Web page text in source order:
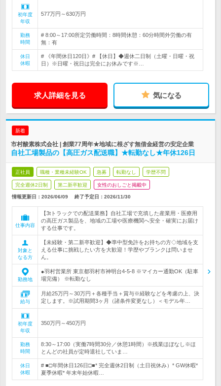
初年度
年収
577万円～630万円
勤務
時間
# 8:00～17:00所定労働時間：8時間休憩：60分時間外労働の有
無：有
休日
休暇
# 《年間休日120日》# 【休日】◆週休二日制（土曜・日曜・祝
日）※日曜・祝日は完全にお休みです※…
求人詳細を見る 気になる
新着
市村酸素株式会社 | 創業77周年★地域に根ざす無借金経営の安定企業
自社工場製品の【高圧ガス配送職】★転勤なし★年休126日
正社員 職種・業種未経験OK 急募 転勤なし 学歴不問
完全週休2日制 第二新卒歓迎 女性のおしごと掲載中
情報更新日：2026/06/09 終了予定日： 2026/11/30
仕事内容
【3tトラックでの配送業務】自社工場で充填した産業用・医療用
の高圧ガス製品を、地域の工場や医療機関へ安全・確実にお届け
する仕事です。
対象と
なる方
【未経験・第二新卒歓迎】◆準中型免許をお持ちの方◇地域を支
える仕事に挑戦したい方を大歓迎！学歴やブランクは問いませ
ん。
勤務地
●羽村営業所 東京都羽村市神明台4-5-8 ※マイカー通勤OK（駐車
場完備） ※転勤なし
給与
月給25万円～30万円＋各種手当＋賞与※経験などを考慮の上、決
定します。※試用期間3ヶ月（諸条件変更なし）＜モデル年…
初年度
年収
350万円～450万円
勤務
時間
8:30～17:00（実働7時間30分／休憩1時間）※残業ほぼなし※ほ
とんどの社員が定時退社していま…
休日
休暇
# ■□年間休日126日□■* 完全週休2日制（土日祝休み）* GW休暇*
夏季休暇* 年末年始休暇…